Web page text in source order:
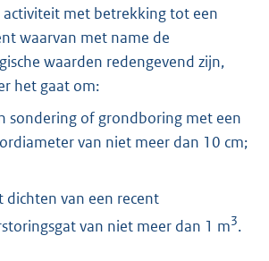
activiteit met betrekking tot een
waarvan met name de
waarden redengevend zijn,
het gaat om:
sondering of grondboring met een
van niet meer dan 10 cm;
dichten van een recent
van niet meer dan 1 m3.